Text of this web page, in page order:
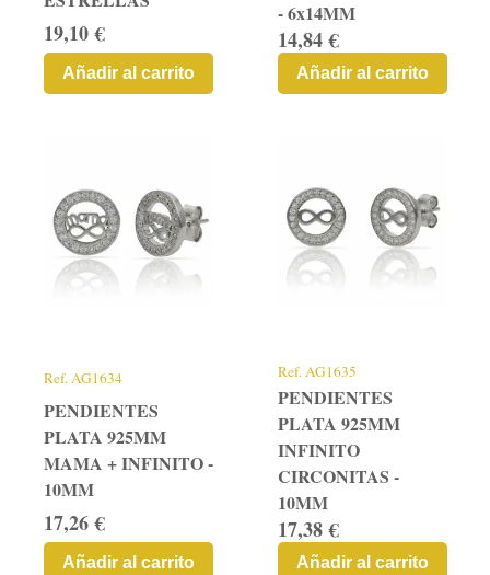
19,10 €
Añadir al carrito
- 6x14MM
14,84 €
Añadir al carrito
Ref.AG1634
PENDIENTES
PLATA 925MM
MAMA + INFINITO -
10MM
17,26 €
Añadir al carrito
Ref.AG1635
PENDIENTES
PLATA 925MM
INFINITO
CIRCONITAS -
10MM
17,38 €
Añadir al carrito